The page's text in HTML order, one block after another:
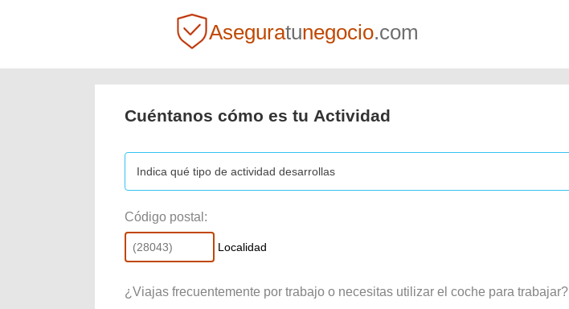
Aseguratunegocio.com
Cuéntanos cómo es tu Actividad
Código postal:
Localidad
¿Viajas frecuentemente por trabajo o necesitas utilizar el coche para trabajar?